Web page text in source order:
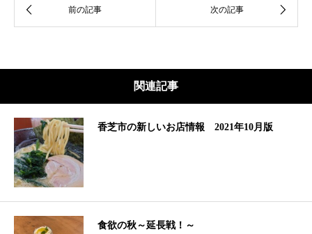
関連記事
香芝市の新しいお店情報 2021年10月版
食欲の秋～延長戦！～